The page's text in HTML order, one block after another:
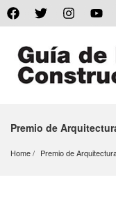
Premio de
Home Premio de